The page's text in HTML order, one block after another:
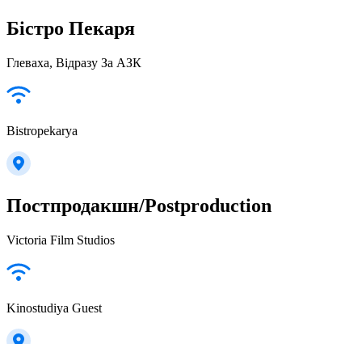
Бістро Пекаря
Глеваха, Відразу За АЗК
Bistropekarya
Постпродакшн/Postproduction
Victoria Film Studios
Kinostudiya Guest